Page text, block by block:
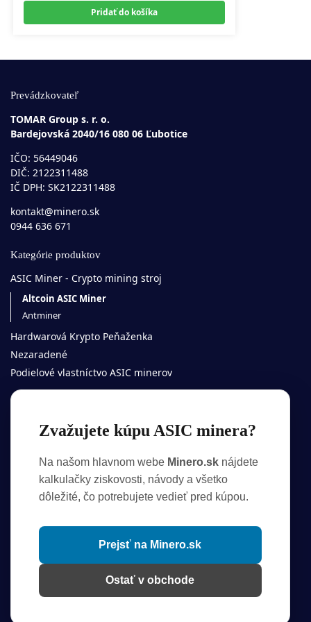
Pridať do košíka
Prevádzkovateľ
TOMAR Group s. r. o.
Bardejovská 2040/16 080 06 Ľubotice
IČO: 56449046
DIČ: 2122311488
IČ DPH: SK2122311488
kontakt@minero.sk
0944 636 671
Kategórie produktov
ASIC Miner - Crypto mining stroj
Altcoin ASIC Miner
Antminer
Hardwarová Krypto Peňaženka
Nezaradené
Podielové vlastníctvo ASIC minerov
Obchodné podmienky
Reklamačné podmienky
Cookies
Kontakt
Viac od Minero
Youtube
Zvažujete kúpu ASIC minera?
Na našom hlavnom webe Minero.sknájdete
kalkulačky ziskovosti, návody a všetko
dôležité, čo potrebujete vedieť pred kúpou.
Prejsť na Minero.sk
Ostať v obchode